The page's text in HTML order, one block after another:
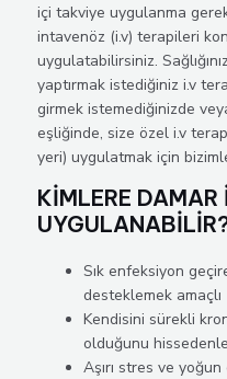
içi takviye uygulanma
intavenöz (i.v) terapileri
uygulatabilirsiniz.
yaptırmak istediğiniz i.v
girmek istemediğinizde
eşliğinde, size özel i.v
yeri) uygulatmak için
KİMLERE
Sık enfeksiyon
desteklemek amaçlı
Kendisini sürekli
olduğunu
Aşırı stres ve